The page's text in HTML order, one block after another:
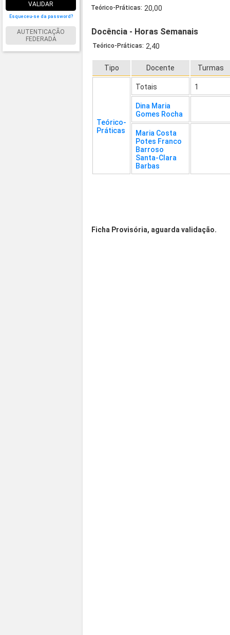
VALIDAR
Esqueceu-se da password?
AUTENTICAÇÃO
FEDERADA
Teórico-Práticas: 20,00
Docência - Horas Semanais
Teórico-Práticas: 2,40
Tipo Docente Turmas
Teórico-
Práticas
Totais 1
Dina Maria
Gomes Rocha
Maria Costa
Potes Franco
Barroso
Santa-Clara
Barbas
Ficha Provisória, aguarda validação.